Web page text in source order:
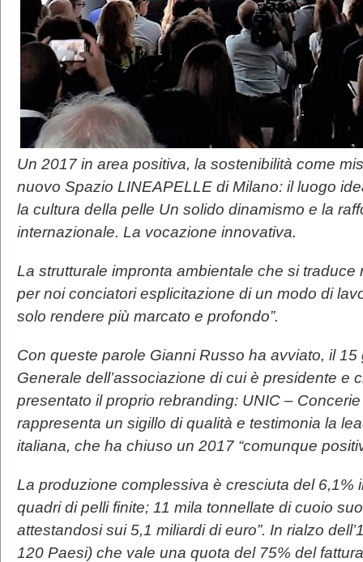
Un 2017 in area positiva, la sostenibilità come
nuovo Spazio LINEAPELLE di Milano: il luogo
la cultura della pelle Un solido dinamismo e la
internazionale. La vocazione innovativa.
La strutturale impronta ambientale che si traduce
per noi conciatori esplicitazione di un modo di
solo rendere più marcato e profondo”.
Con queste parole Gianni Russo ha avviato, il 15
Generale dell’associazione di cui è presidente e
presentato il proprio rebranding: UNIC –
rappresenta un sigillo di qualità e testimonia la
italiana, che ha chiuso un 2017 “comunque
La produzione complessiva è cresciuta del 6,1%
quadri di pelli finite; 11 mila tonnellate di cuoio
attestandosi sui 5,1 miliardi di euro”. In rialzo
120 Paesi) che vale una quota del 75% del